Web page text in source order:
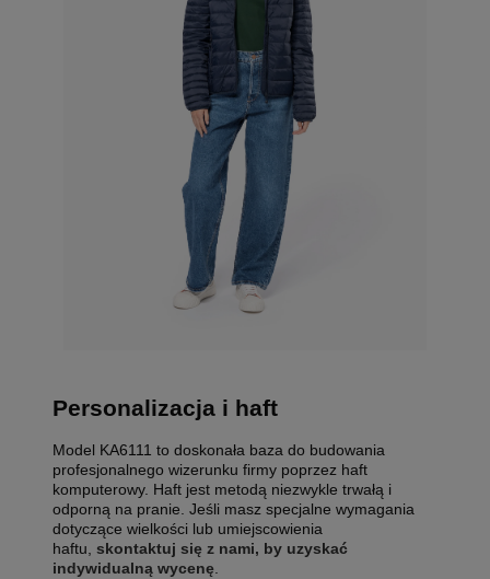
Personalizacja i haft
Model KA6111 to doskonała baza do budowania
profesjonalnego wizerunku firmy poprzez haft
komputerowy. Haft jest metodą niezwykle trwałą i
odporną na pranie. Jeśli masz specjalne wymagania
dotyczące wielkości lub umiejscowienia
haftu, skontaktuj się z nami, by uzyskać
indywidualną wycenę